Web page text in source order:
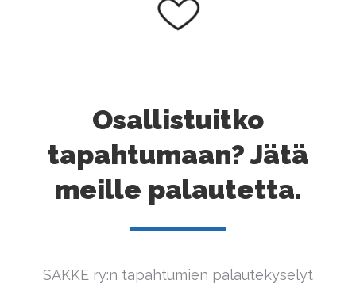
Osallistuitko
tapahtumaan? Jätä
meille palautetta.
SAKKE ry:n tapahtumien palautekyselyt